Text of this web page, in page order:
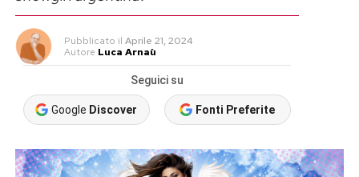
Pubblicato il Aprile 21, 2024
Autore Luca Arnaù
Seguici su
Google Discover Fonti Preferite